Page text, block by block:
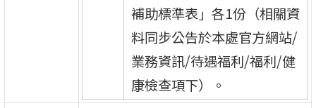
補助標準表」各1份（相關資
料同步公告於本處官方網站/
業務資訊/待遇福利/福利/健
康檢查項下）。